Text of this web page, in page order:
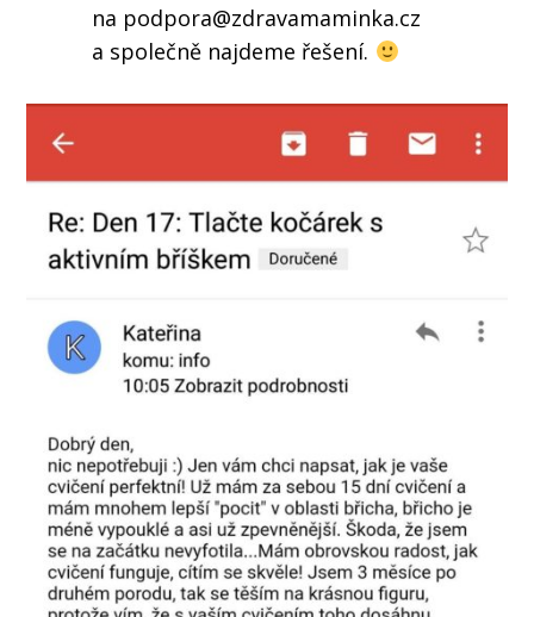
na podpora@zdravamaminka.cz
a společně najdeme řešení.